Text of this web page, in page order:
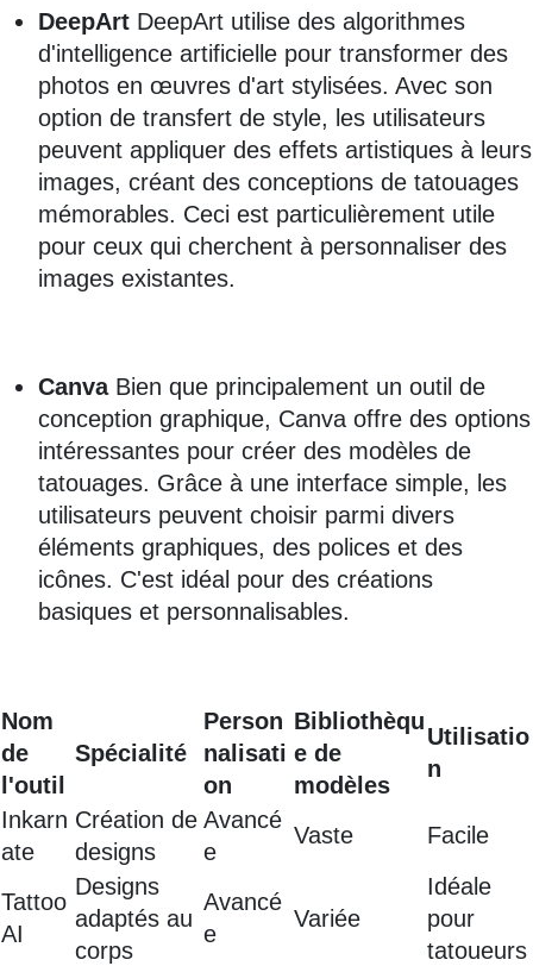
DeepArt DeepArt utilise des algorithmes
d'intelligence artificielle pour transformer des
photos en œuvres d'art stylisées. Avec son
option de transfert de style, les utilisateurs
peuvent appliquer des effets artistiques à leurs
images, créant des conceptions de tatouages
mémorables. Ceci est particulièrement utile
pour ceux qui cherchent à personnaliser des
images existantes.
Canva Bien que principalement un outil de
conception graphique, Canva offre des options
intéressantes pour créer des modèles de
tatouages. Grâce à une interface simple, les
utilisateurs peuvent choisir parmi divers
éléments graphiques, des polices et des
icônes. C'est idéal pour des créations
basiques et personnalisables.
Nom
de
l'outil
Spécialité
Person
nalisati
on
Bibliothèqu
e de
modèles
Utilisatio
n
Inkarn
ate
Création de
designs
Avancé
e
Vaste Facile
Tattoo
AI
Designs
adaptés au
corps
Avancé
e
Variée
Idéale
pour
tatoueurs